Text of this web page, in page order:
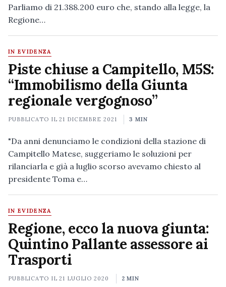
Parliamo di 21.388.200 euro che, stando alla legge, la
Regione…
IN EVIDENZA
Piste chiuse a Campitello, M5S:
“Immobilismo della Giunta
regionale vergognoso”
PUBBLICATO IL21 DICEMBRE 2021 3 MIN
"Da anni denunciamo le condizioni della stazione di
Campitello Matese, suggeriamo le soluzioni per
rilanciarla e già a luglio scorso avevamo chiesto al
presidente Toma e…
IN EVIDENZA
Regione, ecco la nuova giunta:
Quintino Pallante assessore ai
Trasporti
PUBBLICATO IL21 LUGLIO 2020 2 MIN